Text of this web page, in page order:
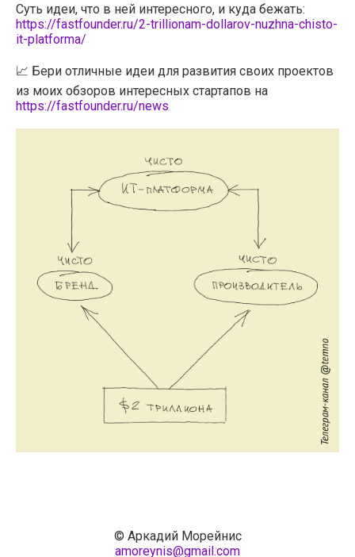
Суть идеи, что в ней интересного, и куда бежать:
https://fastfounder.ru/2-trillionam-dollarov-nuzhna-chisto-
it-platforma/
📈 Бери отличные идеи для развития своих проектов
из моих обзоров интересных стартапов на
https://fastfounder.ru/news
© Аркадий Морейнис
amoreynis@gmail.com